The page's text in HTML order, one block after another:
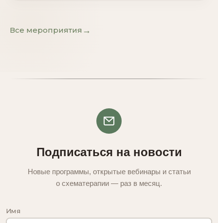
Все мероприятия →
Подписаться на новости
Новые программы, открытые вебинары и статьи
о схематерапии — раз в месяц.
Имя